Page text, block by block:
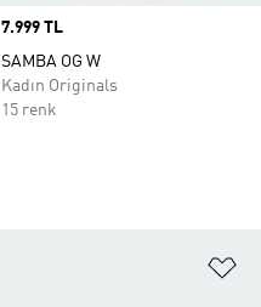
Price
7.999 TL
SAMBA OG W
Kadın Originals
15 renk